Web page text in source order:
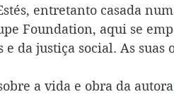
entretanto casada
Foundation, aqui se
e da justiça social. As
a vida e obra da autora